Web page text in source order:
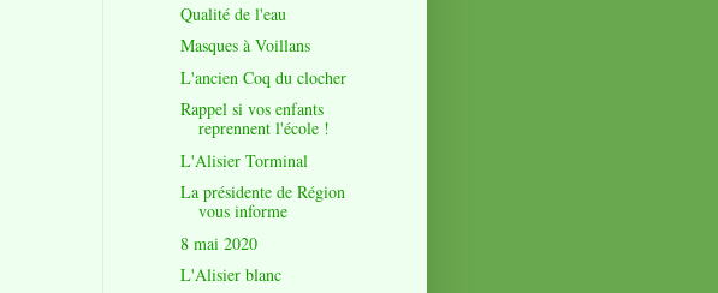
Qualité de l'eau
Masques à Voillans
L'ancien Coq du clocher
Rappel si vos enfants
reprennent l'école !
L'Alisier Torminal
La présidente de Région
vous informe
8 mai 2020
L'Alisier blanc